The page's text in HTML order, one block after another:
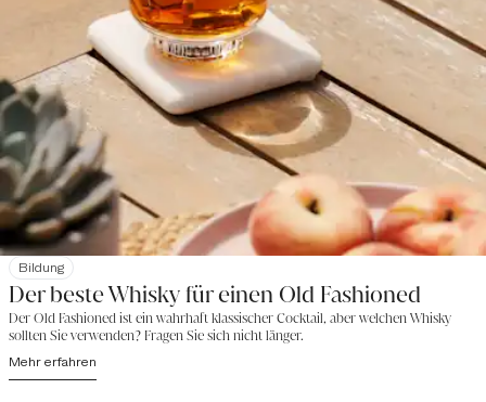
Bildung
Der beste Whisky für einen Old Fashioned
Der Old Fashioned ist ein wahrhaft klassischer Cocktail, aber welchen Whisky
sollten Sie verwenden? Fragen Sie sich nicht länger.
Mehr erfahren